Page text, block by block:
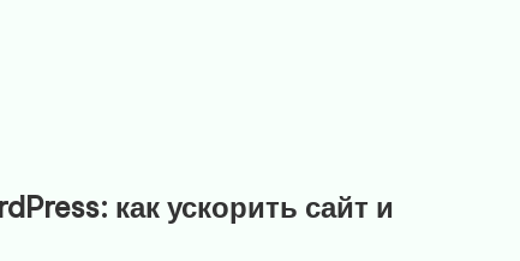
как ускорить сайт и